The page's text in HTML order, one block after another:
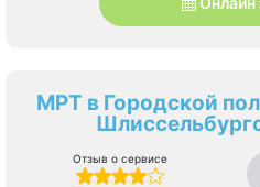
МРТ в Городской
Отзыв о сервисе